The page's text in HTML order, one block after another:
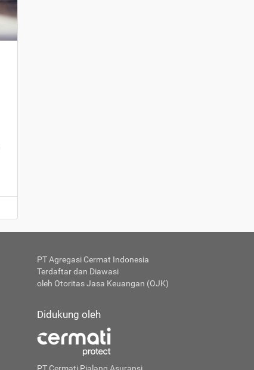
PT Agregasi Cermat Indonesia
Terdaftar dan Diawasi
oleh Otoritas Jasa Keuangan (OJK)
Didukung oleh